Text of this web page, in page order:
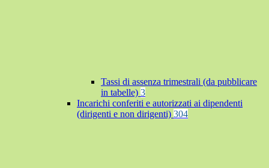
Tassi di assenza trimestrali (da pubblicare
in tabelle) 3
Incarichi conferiti e autorizzati ai dipendenti
(dirigenti e non dirigenti) 304